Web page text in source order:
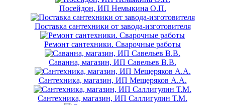
Посейдон, ИП Немыкина О.П.
Поставка сантехники от завода-изготовителя
Ремонт сантехники. Сварочные работы
Саванна, магазин, ИП Савельев В.В.
Сантехника, магазин, ИП Мещеряков А.А.
Сантехника, магазин, ИП Саллигулин Т.М.